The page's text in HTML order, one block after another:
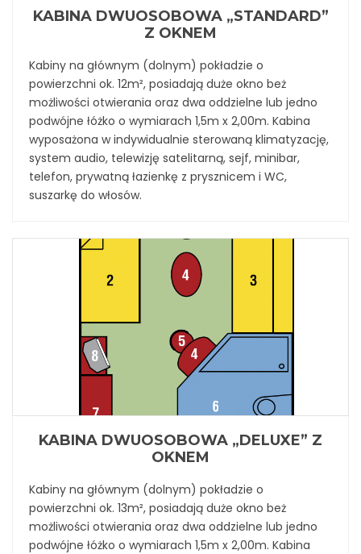
KABINA DWUOSOBOWA „STANDARD”
Z OKNEM
Kabiny na głównym (dolnym) pokładzie o
powierzchni ok. 12m², posiadają duże okno beż
możliwości otwierania oraz dwa oddzielne lub jedno
podwójne łóżko o wymiarach 1,5m x 2,00m. Kabina
wyposażona w indywidualnie sterowaną klimatyzację,
system audio, telewizję satelitarną, sejf, minibar,
telefon, prywatną łazienkę z prysznicem i WC,
suszarkę do włosów.
KABINA DWUOSOBOWA „DELUXE” Z
OKNEM
Kabiny na głównym (dolnym) pokładzie o
powierzchni ok. 13m², posiadają duże okno beż
możliwości otwierania oraz dwa oddzielne lub jedno
podwójne łóżko o wymiarach 1,5m x 2,00m. Kabina